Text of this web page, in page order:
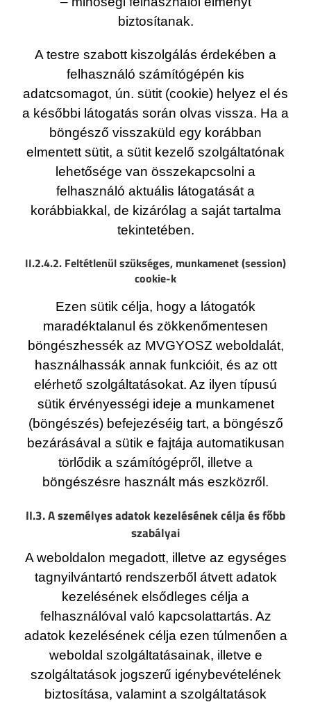
biztosítanak.
A testre szabott kiszolgálás érdekében a
felhasználó számítógépén kis
adatcsomagot, ún. sütit (cookie) helyez el és
a későbbi látogatás során olvas vissza. Ha a
böngésző visszaküld egy korábban
elmentett sütit, a sütit kezelő szolgáltatónak
lehetősége van összekapcsolni a
felhasználó aktuális látogatását a
korábbiakkal, de kizárólag a saját tartalma
tekintetében.
II.2.4.2. Feltétlenül szükséges, munkamenet (session)
cookie-k
Ezen sütik célja, hogy a látogatók
maradéktalanul és zökkenőmentesen
böngészhessék az MVGYOSZ weboldalát,
használhassák annak funkcióit, és az ott
elérhető szolgáltatásokat. Az ilyen típusú
sütik érvényességi ideje a munkamenet
(böngészés) befejezéséig tart, a böngésző
bezárásával a sütik e fajtája automatikusan
törlődik a számítógépről, illetve a
böngészésre használt más eszközről.
II.3. A személyes adatok kezelésének célja és főbb
szabályai
A weboldalon megadott, illetve az egységes
tagnyilvántartó rendszerből átvett adatok
kezelésének elsődleges célja a
felhasználóval való kapcsolattartás. Az
adatok kezelésének célja ezen túlmenően a
weboldal szolgáltatásainak, illetve e
szolgáltatások jogszerű igénybevételének
biztosítása, valamint a szolgáltatások